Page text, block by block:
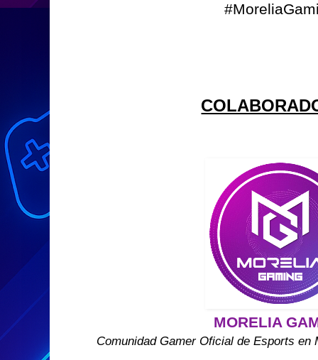
MORELIA
Comunidad Gamer Oficial de Esports en